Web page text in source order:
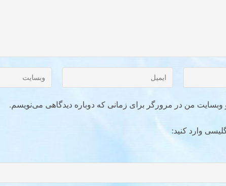
و وبسایت من در مرورگر برای زمانی که دوباره دیدگاهی می‌نویسم.
وارد کنید: